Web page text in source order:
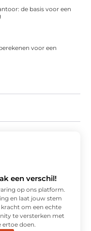
de basis voor een
voor een
een verschil!
op ons platform.
en laat jouw stem
om een echte
te versterken met
doen.